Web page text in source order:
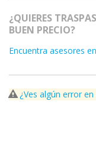
¿QUIERES
BUEN PRECIO?
Encuentra asesores
¿Ves algún error